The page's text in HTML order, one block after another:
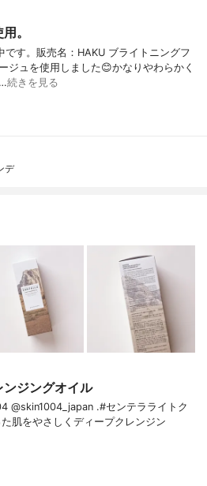
。
です。販売名：HAKU ブライトニングフ
ジュを使用しました😊かなりやわらかく
続きを見る
デ
ジングオイル
@skin1004_japan .#センテラライトク
肌をやさしくディープクレンジン